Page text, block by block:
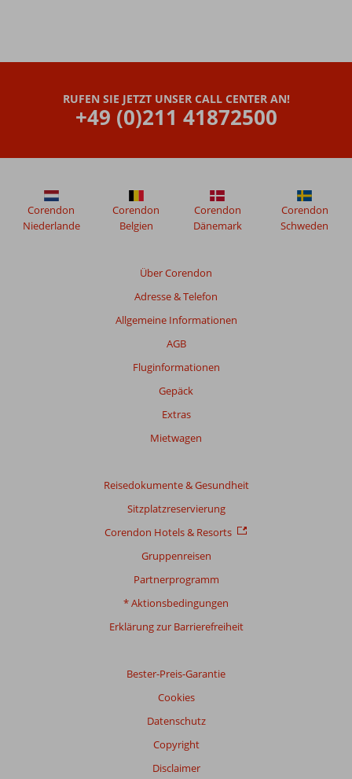
RUFEN SIE JETZT UNSER CALL CENTER AN!
+49 (0)211 41872500
Über Corendon
Adresse & Telefon
Allgemeine Informationen
AGB
Fluginformationen
Gepäck
Extras
Mietwagen
Reisedokumente & Gesundheit
Sitzplatzreservierung
Corendon Hotels & Resorts
Gruppenreisen
Partnerprogramm
* Aktionsbedingungen
Erklärung zur Barrierefreiheit
Bester-Preis-Garantie
Cookies
Datenschutz
Copyright
Disclaimer
Corendon
Niederlande
Corendon
Belgien
Corendon
Dänemark
Corendon
Schweden